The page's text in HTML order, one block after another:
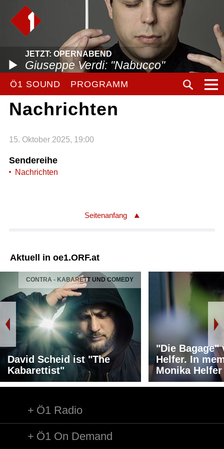
JETZT: OPERNABEND
Giuseppe Verdi: "Nabucco"
Ö1 SOUND PROGRAMM
Nachrichten
15. Oktober 2025, 19:00
Sendereihe
Nachrichten
Seitenanfang
Aktuell in oe1.ORF.at
CONTRA - KABARETT UND COMEDY
David Scheid ist "The
Kabarettist"
"Die Bagage"
Helfer. In
Monika Helfer
Ö1 Radio
Ö1 On Demand